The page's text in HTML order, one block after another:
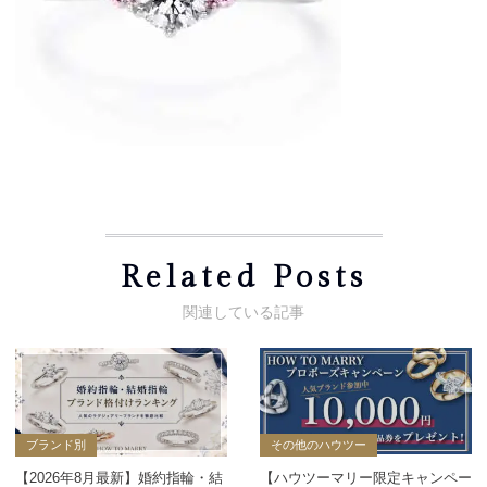
Related Posts
ブランド別
【2026年8月最新】婚約指輪・結
その他のハウツー
【ハウツーマリー限定キャンペー